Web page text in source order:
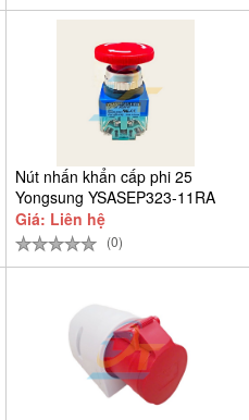
Nút nhấn khẩn cấp phi 25
Yongsung YSASEP323-11RA
Giá: Liên hệ
(0)